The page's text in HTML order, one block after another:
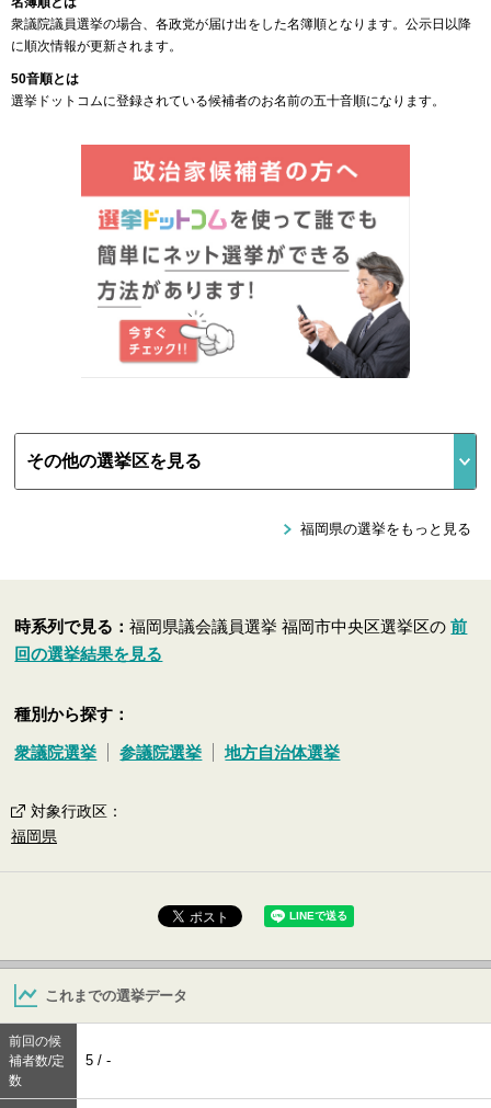
衆議院議員選挙の場合、各政党が届け出をした名簿順となります。公示日以降
に順次情報が更新されます。
50音順とは
選挙ドットコムに登録されている候補者のお名前の五十音順になります。
福岡県の選挙をもっと見る
時系列で見る：福岡県議会議員選挙 福岡市中央区選挙区の前
回の選挙結果を見る
種別から探す：
衆議院選挙 参議院選挙 地方自治体選挙
対象行政区 ：
福岡県
これまでの選挙データ
前回の候
補者数/定
数
5 / -